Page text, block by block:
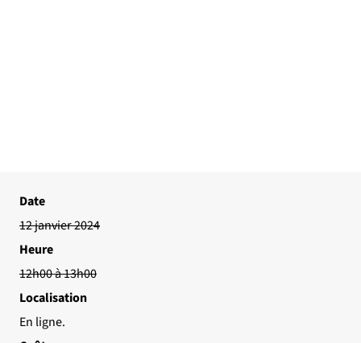
Date
12 janvier 2024
Heure
12h00 à 13h00
Localisation
En ligne.